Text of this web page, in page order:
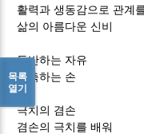
활력과 생동감으로 관계
삶의 아름다운 신비
동반하는 자유
부축하는 손
극치의 겸손
겸손의 극치를 배워
목록
열기